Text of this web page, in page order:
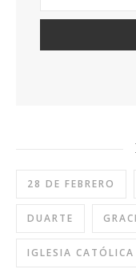
28 DE FEBRERO
DUARTE
IGLESIA CATÓLICA